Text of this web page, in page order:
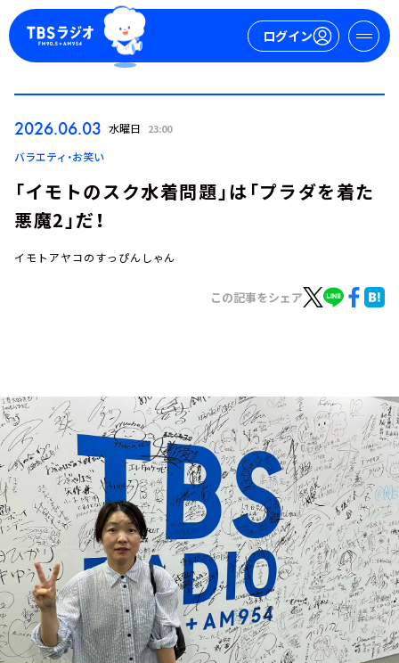
ログイン
ログイン
お知らせ
イベント・グッズ
YouTube
会社情報
2026.06.03 水曜日 23:00
バラエティ・お笑い
「イモトのスク水着問題」は「プラダを着た
悪魔2」だ！
イモトアヤコのすっぴんしゃん
この記事をシェア